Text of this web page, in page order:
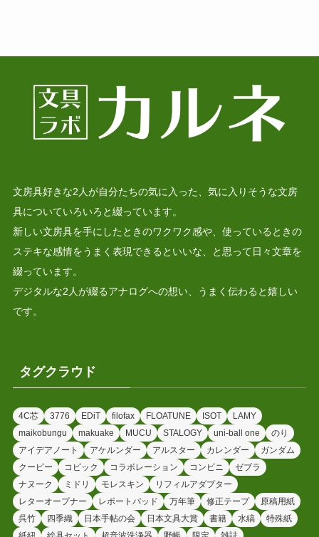
文房具好きな2人が自分たちの気に入った、気に入りそうな文房
具についていろいろと綴っています。
新しい文房具を手にしたときのワクワク感や、使っているときの
ステキな感情をうまく表現できるといいな、と思って日々文章を
綴っています。
デジタルな2人が綴るアナログへの想い、うまく伝わると嬉しい
です。
タグクラウド
4C芯 3776 EDiT filofax FLOATUNE ISOT
LAMY
maikobungu
makuake MUCU STALOGY uni-ball one
のり
アイデアノート
アケルンダー アルスター カレンダー
ガンダム
クーピー
コピック コラボレーション コンビニ
ゼブラ
ナヌーク
ミドリ モレスキン
リフィルアダプター
レターオープナー
レポートパッド 万年筆 修正テープ
原稿用紙
呉竹
四季織 日本手帖の会 日本文具大賞 書籍 水縞
特殊紙